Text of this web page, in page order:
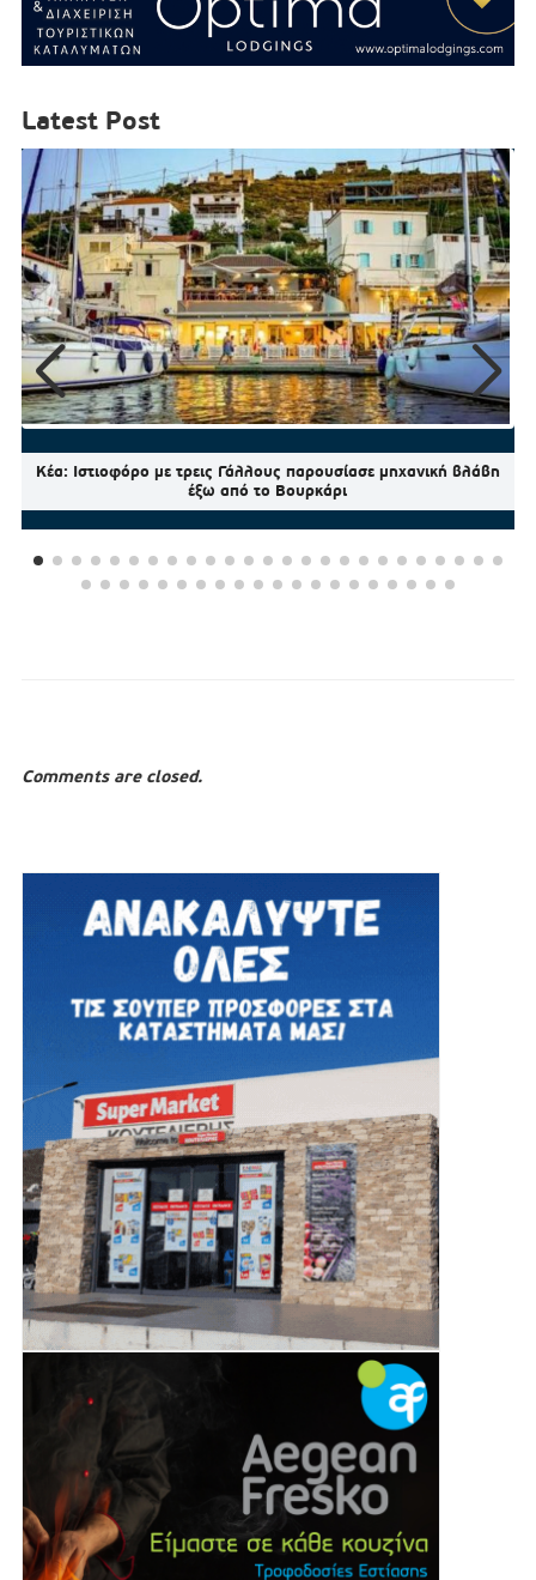
Latest Post
Κέα: Ιστιοφόρο με τρεις Γάλλους παρουσίασε μηχανική βλάβη
έξω από το Βουρκάρι
Comments are closed.